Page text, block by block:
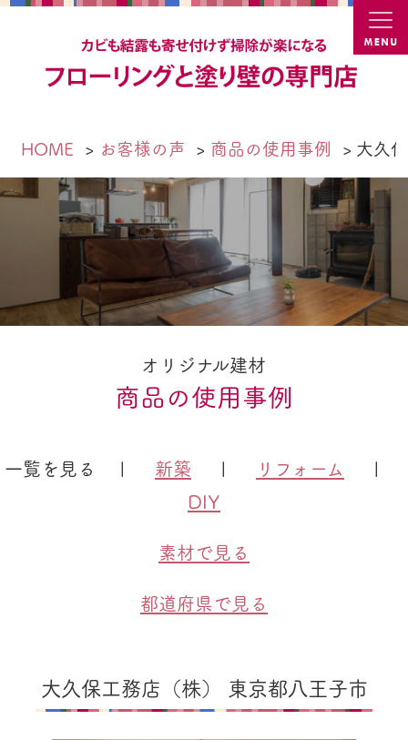
カビ結
HOME お客様の声 商品の使用事例 大久
オリジナル建材
商品の使用事例
一覧を見る | 新築 | リフォーム
|
DIY
素材で見る
都道府県で見る
大久保工務店（株） 東京都八王子市